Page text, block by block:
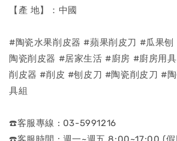
【產 地】：中國
#陶瓷水果削皮器 #蘋果削皮刀 #瓜果
陶瓷削皮器 #居家生活 #廚房 #廚房用
削皮器 #削皮 #刨皮刀 #陶瓷削皮刀 #
具組
☎️客服專線 : 03-5991216